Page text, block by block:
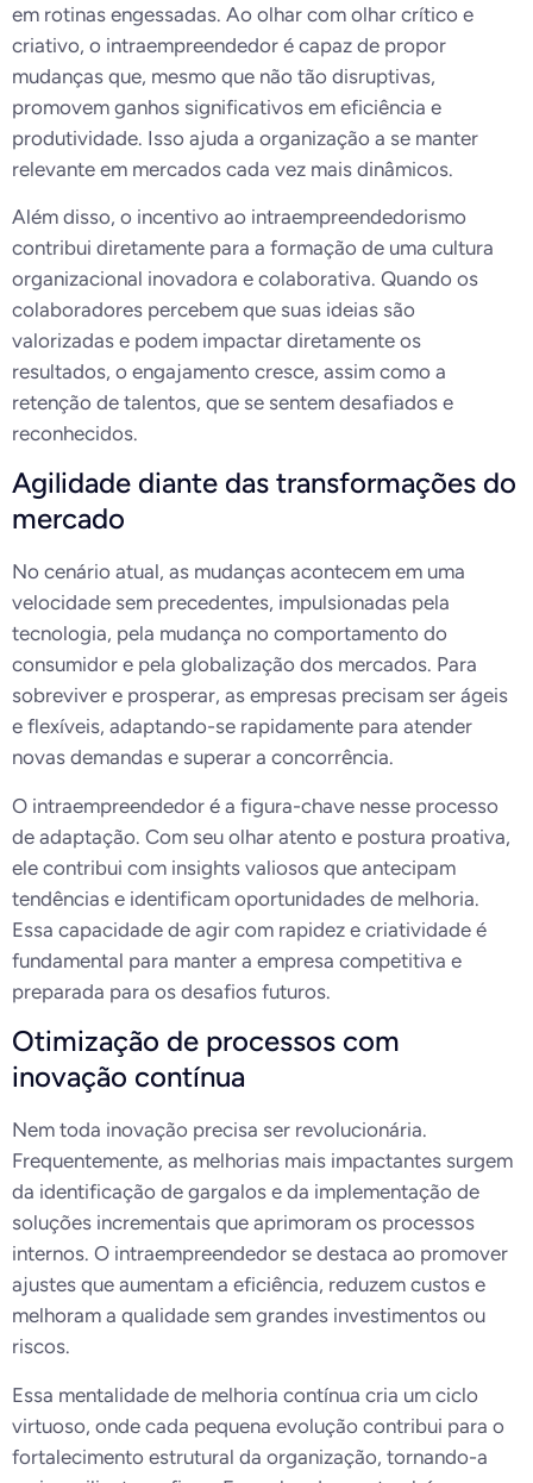
em rotinas engessadas. Ao olhar com olhar crítico e
criativo, o intraempreendedor é capaz de propor
mudanças que, mesmo que não tão disruptivas,
promovem ganhos significativos em eficiência e
produtividade. Isso ajuda a organização a se manter
relevante em mercados cada vez mais dinâmicos.
Além disso, o incentivo ao intraempreendedorismo
contribui diretamente para a formação de uma cultura
organizacional inovadora e colaborativa. Quando os
colaboradores percebem que suas ideias são
valorizadas e podem impactar diretamente os
resultados, o engajamento cresce, assim como a
retenção de talentos, que se sentem desafiados e
reconhecidos.
Agilidade diante das transformações do
mercado
No cenário atual, as mudanças acontecem em uma
velocidade sem precedentes, impulsionadas pela
tecnologia, pela mudança no comportamento do
consumidor e pela globalização dos mercados. Para
sobreviver e prosperar, as empresas precisam ser ágeis
e flexíveis, adaptando-se rapidamente para atender
novas demandas e superar a concorrência.
O intraempreendedor é a figura-chave nesse processo
de adaptação. Com seu olhar atento e postura proativa,
ele contribui com insights valiosos que antecipam
tendências e identificam oportunidades de melhoria.
Essa capacidade de agir com rapidez e criatividade é
fundamental para manter a empresa competitiva e
preparada para os desafios futuros.
Otimização de processos com
inovação contínua
Nem toda inovação precisa ser revolucionária.
Frequentemente, as melhorias mais impactantes surgem
da identificação de gargalos e da implementação de
soluções incrementais que aprimoram os processos
internos. O intraempreendedor se destaca ao promover
ajustes que aumentam a eficiência, reduzem custos e
melhoram a qualidade sem grandes investimentos ou
riscos.
Essa mentalidade de melhoria contínua cria um ciclo
virtuoso, onde cada pequena evolução contribui para o
fortalecimento estrutural da organização, tornando-a